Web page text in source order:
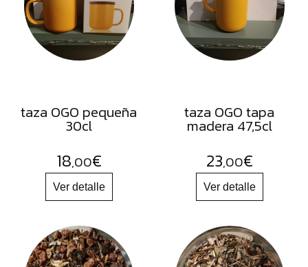
FRUTOS
SECOS
SAL
ACEITES
PRODUCTOS
ACCESORIOS
DESHIDRATADOS
taza OGO pequeña
30cl
18,00€
taza OGO tapa
madera 47,5cl
23,00€